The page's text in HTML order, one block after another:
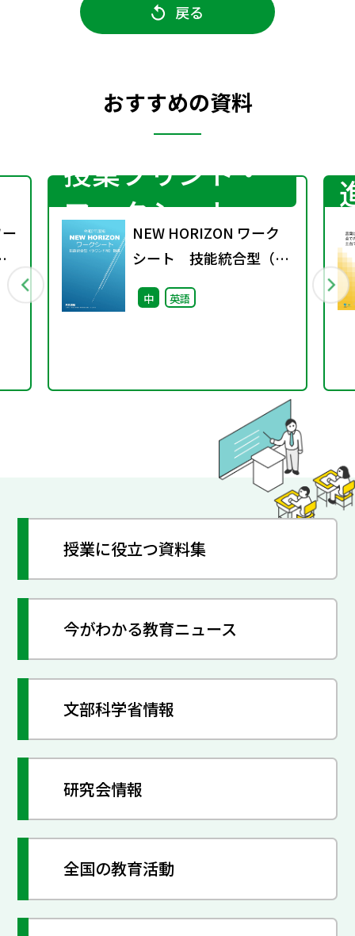
戻る
おすすめの資料
授業プリント・
ワークシート
NEW HORIZON ワーク
シート 技能統合型（ラ
ウンド制）指導
中 英語
授業に役立つ資料集
今がわかる教育ニュース
文部科学省情報
研究会情報
全国の教育活動